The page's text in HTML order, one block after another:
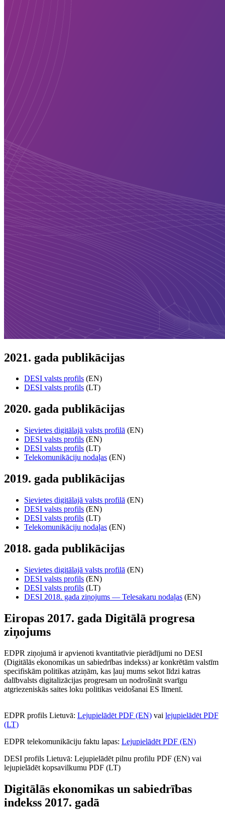
2021. gada publikācijas
DESI valsts profils (EN)
DESI valsts profils (LT)
2020. gada publikācijas
Sievietes digitālajā valsts profilā (EN)
DESI valsts profils (EN)
DESI valsts profils (LT)
Telekomunikāciju nodaļas (EN)
2019. gada publikācijas
Sievietes digitālajā valsts profilā (EN)
DESI valsts profils (EN)
DESI valsts profils (LT)
Telekomunikāciju nodaļas (EN)
2018. gada publikācijas
Sievietes digitālajā valsts profilā (EN)
DESI valsts profils (EN)
DESI valsts profils (LT)
DESI 2018. gada ziņojums — Telesakaru nodaļas (EN)
Eiropas 2017. gada Digitālā progresa
ziņojums
EDPR ziņojumā ir apvienoti kvantitatīvie pierādījumi no DESI
(Digitālās ekonomikas un sabiedrības indekss) ar konkrētām valstīm
specifiskām politikas atziņām, kas ļauj mums sekot līdzi katras
dalībvalsts digitalizācijas progresam un nodrošināt svarīgu
atgriezeniskās saites loku politikas veidošanai ES līmenī.
EDPR profils Lietuvā: Lejupielādēt PDF (EN) vai lejupielādēt PDF
(LT)
EDPR telekomunikāciju faktu lapas: Lejupielādēt PDF (EN)
DESI profils Lietuvā: Lejupielādēt pilnu profilu PDF (EN) vai
lejupielādēt kopsavilkumu PDF (LT)
Digitālās ekonomikas un sabiedrības
indekss 2017. gadā